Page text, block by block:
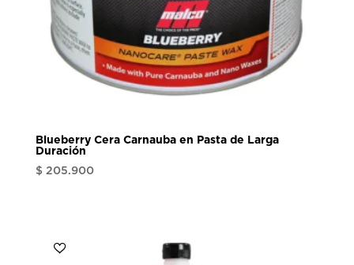
Blueberry Cera Carnauba en Pasta de Larga
Duración
$ 205.900